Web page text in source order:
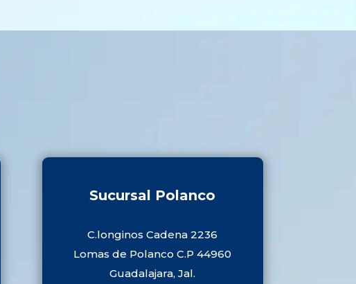
Sucursal Polanco
C.longinos Cadena 2236
Lomas de Polanco C.P 44960
Guadalajara, Jal.